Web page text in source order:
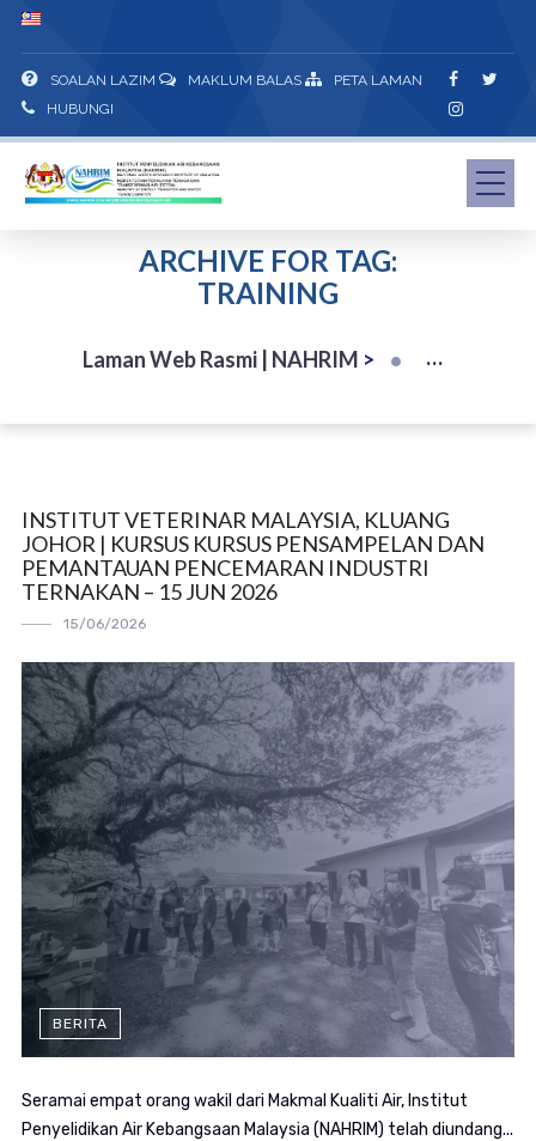
SOALAN LAZIM MAKLUM BALAS
PETA LAMAN
HUBUNGI
ARCHIVE FOR TAG:
TRAINING
Laman Web Rasmi | NAHRIM >
INSTITUT VETERINAR MALAYSIA, KLUANG
JOHOR | KURSUS KURSUS PENSAMPELAN DAN
PEMANTAUAN PENCEMARAN INDUSTRI
TERNAKAN – 15 JUN 2026
15/06/2026
BERITA
Seramai empat orang wakil dari Makmal Kualiti Air, Institut
Penyelidikan Air Kebangsaan Malaysia (NAHRIM) telah diundang...